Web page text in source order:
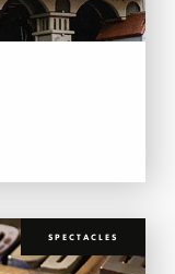
SPECTACLES